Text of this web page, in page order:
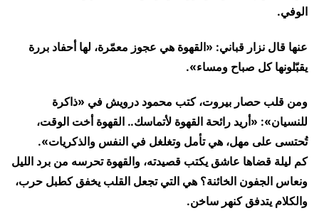
الوفي.
عنها قال نزار قباني: «القهوة هي عجوز معمّرة، لها أحفاد بررة
يقبّلونها كل صباح ومساء».
ومن قلب حصار بيروت، كتب محمود درويش في «ذاكرة
للنسيان»: «أريد رائحة القهوة لأتماسك.. القهوة أخت الوقت،
تُحتسى على مهل، هي تأمل وتغلغل في النفس والذكريات».
​كم ليلة قضاها عاشق يكتب قصيدته، والقهوة تحرسه من برد الليل
ونعاس الجفون الخائنة؟ هي التي تجعل القلب يخفق كطبل حرب،
والكلام يتدفق كنهر ساخن.